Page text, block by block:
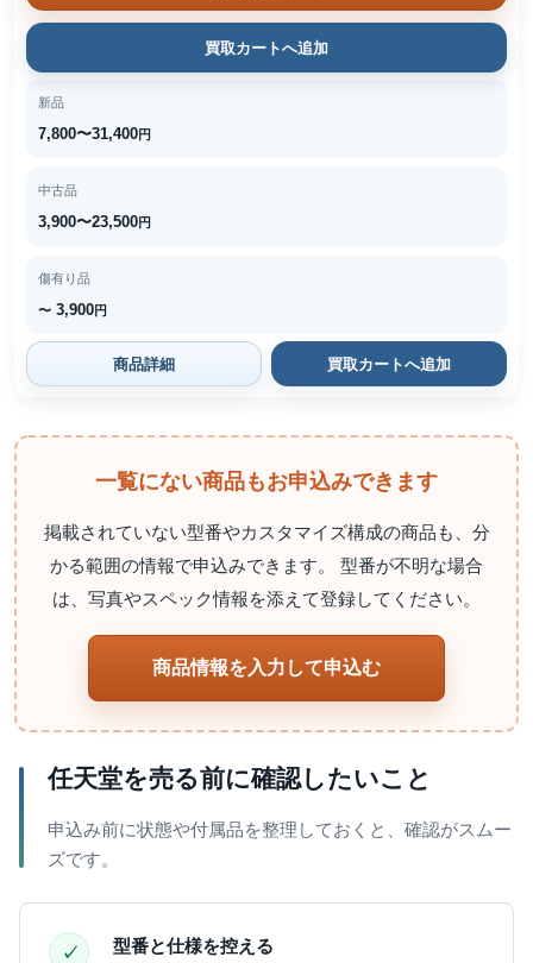
買取カートへ追加
新品
7,800〜31,400円
中古品
3,900〜23,500円
傷有り品
〜 3,900円
商品詳細 買取カートへ追加
一覧にない商品もお申込みできます
掲載されていない型番やカスタマイズ構成の商品も、分
かる範囲の情報で申込みできます。 型番が不明な場合
は、写真やスペック情報を添えて登録してください。
商品情報を入力して申込む
任天堂を売る前に確認したいこと
申込み前に状態や付属品を整理しておくと、確認がスムー
ズです。
型番と仕様を控える